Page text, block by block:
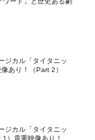
ジカル「タイタニッ
あり！（Part 2）
ジカル「タイタニッ
）貴重映像あり！